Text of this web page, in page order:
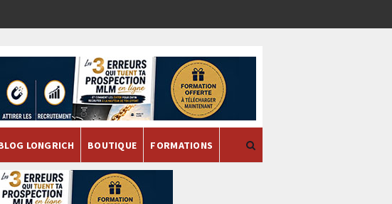
LONGRICH BOUTIQUE FORMATIONS